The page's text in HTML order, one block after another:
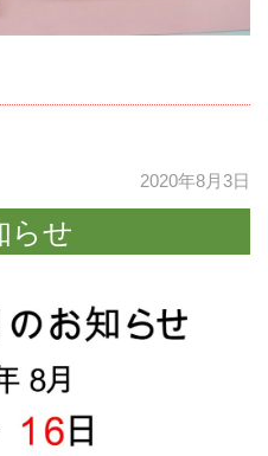
2020年8月3日
らせ